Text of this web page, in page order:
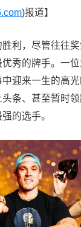
)报道】
利，尽管往往
秀的牌手。一
迎来一生的高
条、甚至暂时
的选手。